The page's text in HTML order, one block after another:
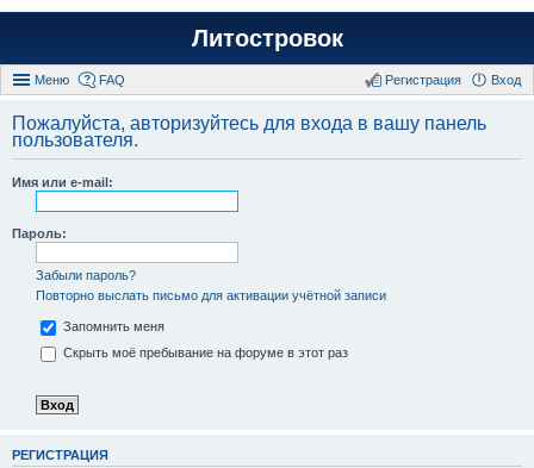
Литостровок
Меню FAQ Вход
Регистрация
Пожалуйста, авторизуйтесь для входа в вашу панель
пользователя.
Имя или e-mail:
Пароль:
Забыли пароль?
Повторно выслать письмо для активации учётной записи
Запомнить меня
Скрыть моё пребывание на форуме в этот раз
РЕГИСТРАЦИЯ